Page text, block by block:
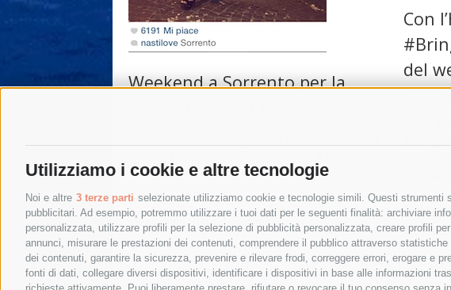
Utilizziamo i cookie e altre tecnologie
Noi e altre 3 terze parti selezionate utilizziamo cookie e tecnologie simili. Questi strumenti
pubblicitari. Ad esempio, potremmo utilizzare i tuoi dati per le seguenti finalità: archiviare
personalizzata, utilizzare profili per la selezione di pubblicità personalizzata, creare profili
annunci, misurare le prestazioni dei contenuti, comprendere il pubblico attraverso
dei contenuti, garantire la sicurezza, prevenire e rilevare frodi, correggere errori, erogare e
fonti di dati, collegare diversi dispositivi, identificare i dispositivi in base alle informazioni
Weekend a Sorrento per la
200mila fans su Facebook. Lei è Chiara Nasti, la
18 Maggio 2014| Sorrento
Con
del
delle
9
←Post precedenti